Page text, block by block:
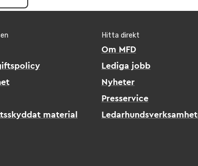
material
Hitta direkt
Om MFD
Lediga jobb
Nyheter
Presservice